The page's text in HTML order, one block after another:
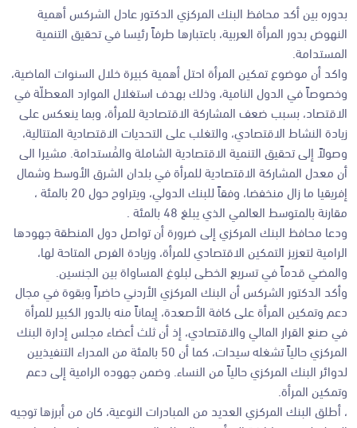
بدوره بين أكد محافظ البنك المركزي الدكتور عادل الشركس أهمية
النهوض بدور المرأة العربية، باعتبارها طرفاً رئيسا في تحقيق التنمية
المستدامة.
واكد أن موضوع تمكين المرأة احتل أهمية كبيرة خلال السنوات الماضية،
وخصوصاً في الدول النامية، وذلك بهدف استغلال الموارد المعطلّة في
الاقتصاد، بسبب ضعف المشاركة الاقتصادية للمرأة، وبما ينعكس على
زيادة النشاط الاقتصادي، والتغلب على التحديات الاقتصادية المتتالية،
وصولاً إلى تحقيق التنمية الاقتصادية الشاملة والمُستدامة. مشيرا الى
أن معدل المشاركة الاقتصادية للمرأة في بلدان الشرق الأوسط وشمال
إفريقيا ما زال منخفضا، وفقاً للبنك الدولي، ويتراوح حول 20 بالمئة ،
مقارنة بالمتوسط العالمي الذي يبلغ 48 بالمئة .
ودعا محافظ البنك المركزي إلى ضرورة أن تواصل دول المنطقة جهودها
الرامية لتعزيز التمكين الاقتصادي للمرأة، وزيادة الفرص المتاحة لها،
والمضي قدماً في تسريع الخطى لبلوغ المساواة بين الجنسين.
وأكد الدكتور الشركس أن البنك المركزي الأردني حاضراً وبقوة في مجال
دعم وتمكين المرأة على كافة الأصعدة، إيماناً منه بالدور الكبير للمرأة
في صنع القرار المالي والاقتصادي، إذ أن ثلث أعضاء مجلس إدارة البنك
المركزي حالياً تشغله سيدات، كما أن 50 بالمئة من المدراء التنفيذيين
لدوائر البنك المركزي حالياً من النساء. وضمن جهوده الرامية إلى دعم
وتمكين المرأة.
، أطلق البنك المركزي العديد من المبادرات النوعية، كان من أبرزها توجيه